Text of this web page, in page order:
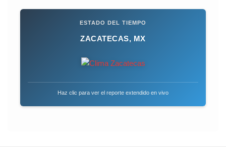
ESTADO DEL TIEMPO
ZACATECAS, MX
Haz clic para ver el reporte extendido en vivo